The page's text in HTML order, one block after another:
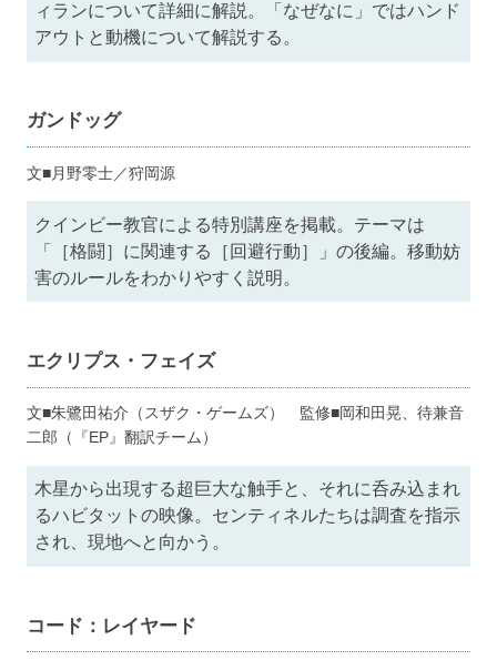
ィランについて詳細に解説。「なぜなに」ではハンド
アウトと動機について解説する。
ガンドッグ
文■月野零士／狩岡源
クインビー教官による特別講座を掲載。テーマは
「［格闘］に関連する［回避行動］」の後編。移動妨
害のルールをわかりやすく説明。
エクリプス・フェイズ
文■朱鷺田祐介（スザク・ゲームズ） 監修■岡和田晃、待兼音
二郎（『EP』翻訳チーム）
木星から出現する超巨大な触手と、それに呑み込まれ
るハビタットの映像。センティネルたちは調査を指示
され、現地へと向かう。
コード：レイヤード